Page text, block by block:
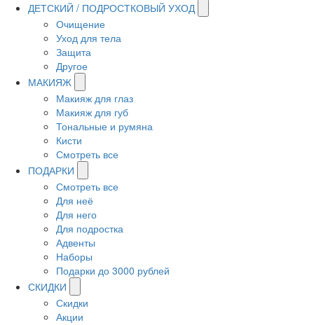
ДЕТСКИЙ / ПОДРОСТКОВЫЙ УХОД
Очищение
Уход для тела
Защита
Другое
МАКИЯЖ
Макияж для глаз
Макияж для губ
Тональные и румяна
Кисти
Смотреть все
ПОДАРКИ
Смотреть все
Для неё
Для него
Для подростка
Адвенты
Наборы
Подарки до 3000 рублей
СКИДКИ
Скидки
Акции